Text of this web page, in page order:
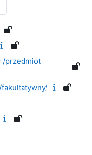
2
/przedmiot